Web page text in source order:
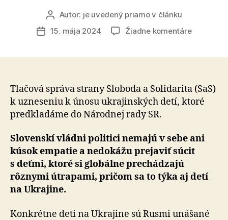
Autor
článku
Autor: je uvedený priamo v článku
Dátum
15. mája 2024 Žiadne komentárena
vláda
pridala
na
záchranu
Tlačová správa strany Sloboda a Solidarita (SaS)
k uzneseniu k únosu ukrajinských detí, ktoré
predkladáme do Národnej rady SR.
Slovenskí vládni politici nemajú v sebe ani
kúsok empatie a nedokážu prejaviť súcit
s deťmi, ktoré si globálne prechádzajú
rôznymi útrapami, pričom sa to týka aj detí
na Ukrajine.
Konkrétne deti na Ukrajine sú Rusmi unášané